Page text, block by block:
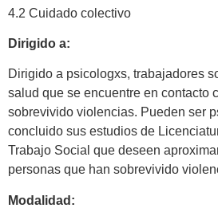
4.2 Cuidado colectivo
Dirigido a:
Dirigido a psicologxs, trabajadores
salud que se encuentre en contacto
sobrevivido violencias. Pueden ser
concluido sus estudios de
Trabajo Social que deseen
personas que han sobrevivido
Modalidad: